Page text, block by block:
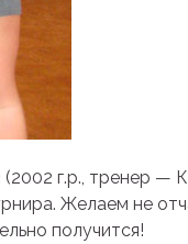
(2002 г.р., тренер —
Желаем не
получится!